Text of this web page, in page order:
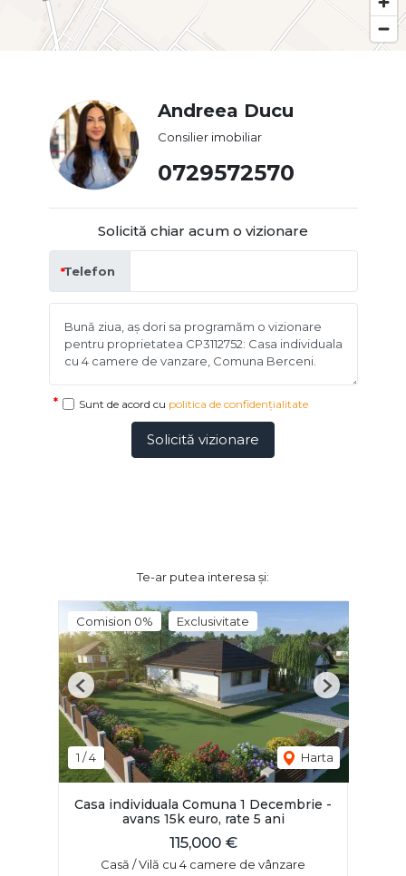
Andreea Ducu
Consilier imobiliar
0729572570
Solicită chiar acum o vizionare
Telefon
Sunt de acord cu politica de confidențialitate
Solicită vizionare
Te-ar putea interesa și:
Comision 0% Exclusivitate
1 /4 Harta
Previous Next
Casa individuala Comuna 1 Decembrie -
avans 15k euro, rate 5 ani
115,000 €
Casă / Vilă cu 4 camere de vânzare